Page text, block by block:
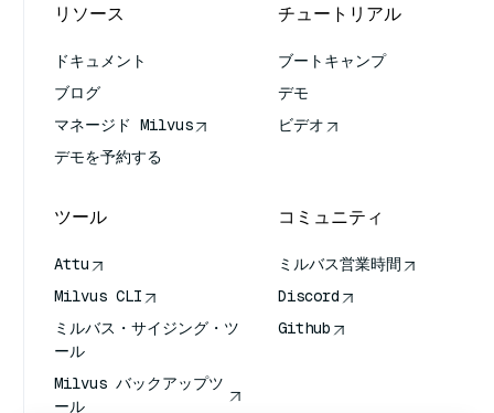
リソース
ドキュメント
ブログ
マネージド Milvus
デモを予約する
チュートリアル
ブートキャンプ
デモ
ビデオ
ツール
Attu
Milvus CLI
ミルバス・サイジング・ツ
ール
Milvus バックアップツ
ール
コミュニティ
ミルバス営業時間
Discord
Github